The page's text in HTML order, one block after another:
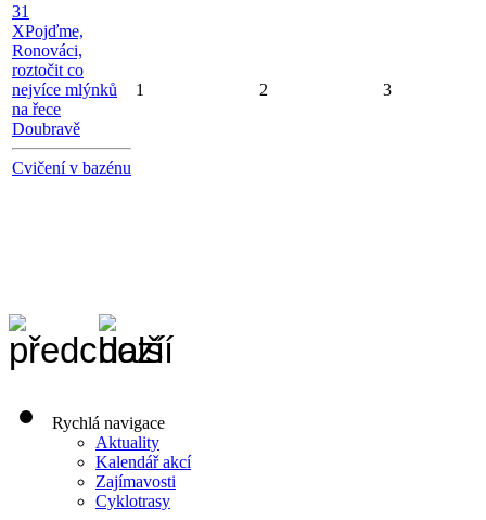
31
XPojďme,
Ronováci,
roztočit co
nejvíce mlýnků
na řece
Doubravě
Cvičení v bazénu
1 2 3
Rychlá navigace
Aktuality
Kalendář akcí
Zajímavosti
Cyklotrasy